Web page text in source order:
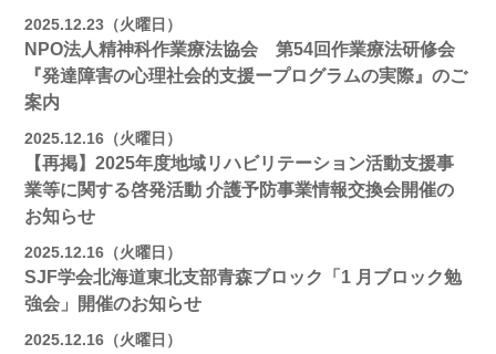
2025.12.23（火曜日）
NPO法人精神科作業療法協会 第54回作業療法研修会
『発達障害の心理社会的支援ープログラムの実際』のご
案内
2025.12.16（火曜日）
【再掲】2025年度地域リハビリテーション活動⽀援事
業等に関する啓発活動 介護予防事業情報交換会開催の
お知らせ
2025.12.16（火曜日）
SJF学会北海道東北支部⻘森ブロック「1 月ブロック勉
強会」開催のお知らせ
2025.12.16（火曜日）